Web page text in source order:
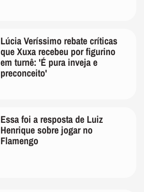
Lúcia Veríssimo rebate críticas
que Xuxa recebeu por figurino
em turnê: 'É pura inveja e
preconceito'
Essa foi a resposta de Luiz
Henrique sobre jogar no
Flamengo